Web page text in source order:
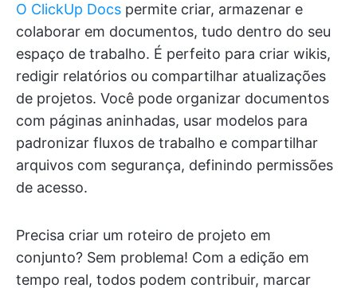
O ClickUp Docs permite criar, armazenar e
colaborar em documentos, tudo dentro do seu
espaço de trabalho. É perfeito para criar wikis,
redigir relatórios ou compartilhar atualizações
de projetos. Você pode organizar documentos
com páginas aninhadas, usar modelos para
padronizar fluxos de trabalho e compartilhar
arquivos com segurança, definindo permissões
de acesso.
Precisa criar um roteiro de projeto em
conjunto? Sem problema! Com a edição em
tempo real, todos podem contribuir, marcar